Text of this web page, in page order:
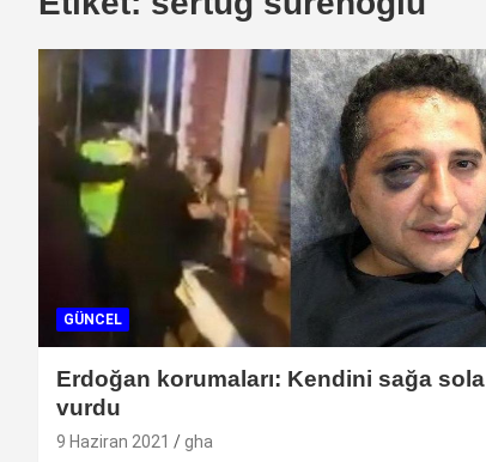
GÜNCEL
Erdoğan korumaları: Kendini sağa sola
vurdu
9 Haziran 2021 gha